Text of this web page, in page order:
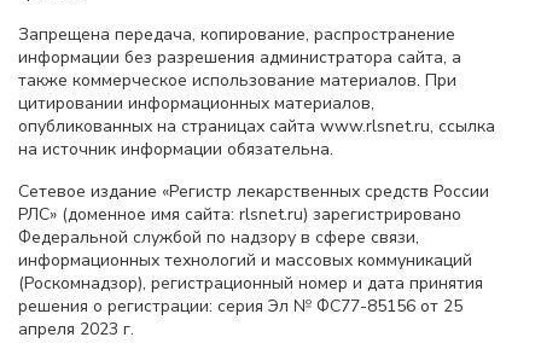
Запрещена передача, копирование, распространение
информации без разрешения администратора сайта, а
также коммерческое использование материалов. При
цитировании информационных материалов,
опубликованных на страницах сайта www.rlsnet.ru, ссылка
на источник информации обязательна.
Сетевое издание «Регистр лекарственных средств России
РЛС» (доменное имя сайта: rlsnet.ru) зарегистрировано
Федеральной службой по надзору в сфере связи,
информационных технологий и массовых коммуникаций
(Роскомнадзор), регистрационный номер и дата принятия
решения о регистрации: серия Эл № ФС77-85156 от 25
апреля 2023 г.